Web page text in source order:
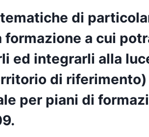
di
a cui
ed integrarli alla
di
per piani di